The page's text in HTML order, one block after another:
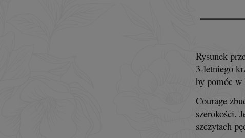
Rysunek
3-letniego
by pomóc w
Courage
szerokości.
szczytach